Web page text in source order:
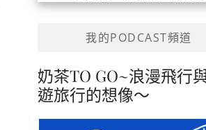
我的PODCAST頻道
奶茶TO GO~浪漫飛行
遊旅行的想像～